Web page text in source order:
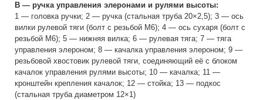
В — ручка управления элеронами и рулями высоты:
1 — головка ручки; 2 — ручка (стальная труба 20×2,5); 3 — ось
вилки рулевой тяги (болт с резьбой М6); 4 — ось сухаря (болт с
резьбой М6); 5 — нижняя вилка; 6 — рулевая тяга; 7 — тяга
управления элероном; 8 — качалка управления элероном; 9 —
резьбовой хвостовик рулевой тяги, соединяющий её с блоком
качалок управления рулями высоты; 10 — качалка; 11 —
кронштейн крепления качалок; 12 — стойка; 13 — подкос
(стальная труба диаметром 12×1)